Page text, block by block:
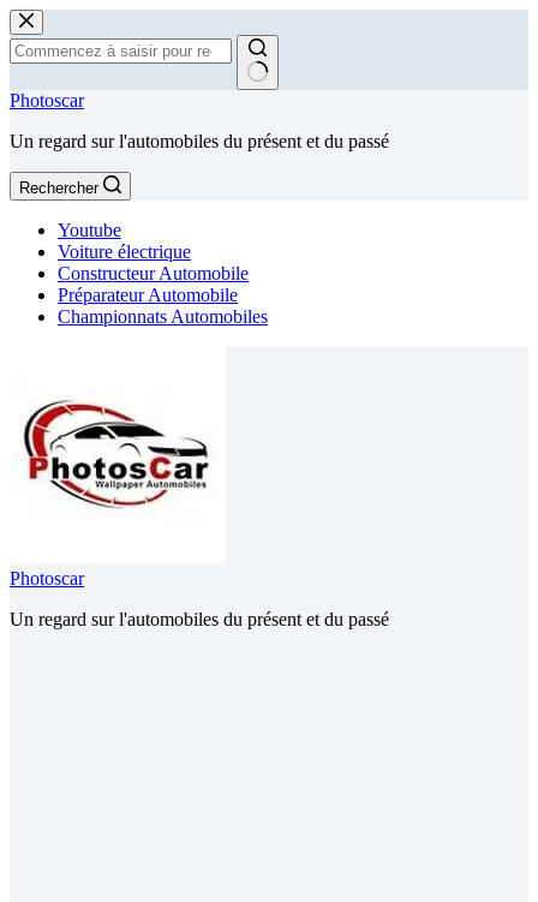
Passer
au
contenu
Aucun
Photoscar
Un regard sur l'automobiles du présent et du passé
Rechercher
Youtube
Voiture électrique
Constructeur Automobile
Préparateur Automobile
Championnats Automobiles
Photoscar
Un regard sur l'automobiles du présent et du passé